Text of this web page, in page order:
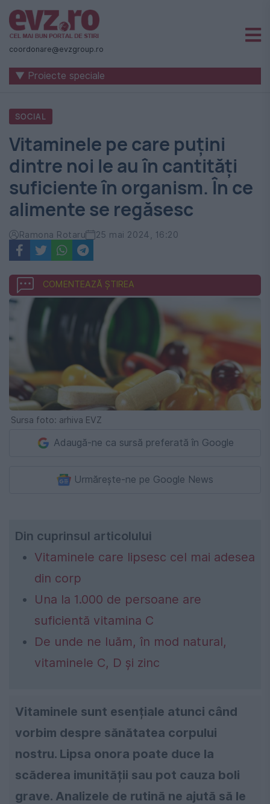
Știri
naționale
internaționale
România
-
Evenimentul
Zilei
coordonare@evzgroup.ro
▼ Proiecte speciale
SOCIAL
Vitaminele pe care puțini
dintre noi le au în cantități
suficiente în organism. În ce
alimente se regăsesc
Ramona Rotaru 25 mai 2024, 16:20
COMENTEAZĂ ȘTIREA
Sursa foto: arhiva EVZ
Adaugă-ne ca sursă preferată în Google
Urmărește-ne pe Google News
Din cuprinsul articolului
Vitaminele care lipsesc cel mai adesea
din corp
Una la 1.000 de persoane are
suficientă vitamina C
De unde ne luăm, în mod natural,
vitaminele C, D și zinc
Vitaminele sunt esențiale atunci când
vorbim despre sănătatea corpului
nostru. Lipsa onora poate duce la
scăderea imunității sau pot cauza boli
grave. Analizele de rutină ne ajută să le